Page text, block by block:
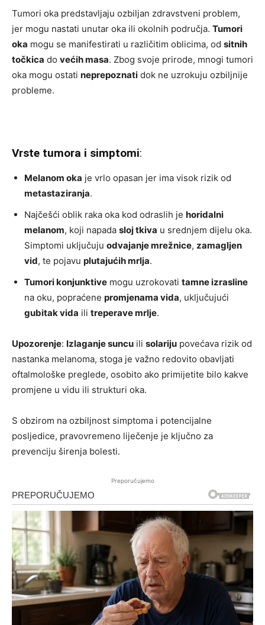
Tumori oka predstavljaju ozbiljan zdravstveni problem,
jer mogu nastati unutar oka ili okolnih područja. Tumori
oka mogu se manifestirati u različitim oblicima, od sitnih
točkica do većih masa. Zbog svoje prirode, mnogi tumori
oka mogu ostati neprepoznati dok ne uzrokuju ozbiljnije
probleme.
Vrste tumora i simptomi:
Melanom oka je vrlo opasan jer ima visok rizik od
metastaziranja.
Najčešći oblik raka oka kod odraslih je horidalni
melanom, koji napada sloj tkiva u srednjem dijelu oka.
Simptomi uključuju odvajanje mrežnice, zamagljen
vid, te pojavu plutajućih mrlja.
Tumori konjunktive mogu uzrokovati tamne izrasline
na oku, popraćene promjenama vida, uključujući
gubitak vida ili treperave mrlje.
Upozorenje: Izlaganje suncu ili solariju povećava rizik od
nastanka melanoma, stoga je važno redovito obavljati
oftalmološke preglede, osobito ako primijetite bilo kakve
promjene u vidu ili strukturi oka.
S obzirom na ozbiljnost simptoma i potencijalne
posljedice, pravovremeno liječenje je ključno za
prevenciju širenja bolesti.
Preporučujemo